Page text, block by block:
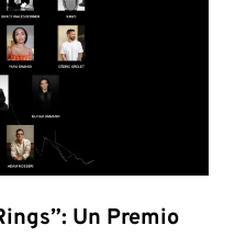
Un Premio